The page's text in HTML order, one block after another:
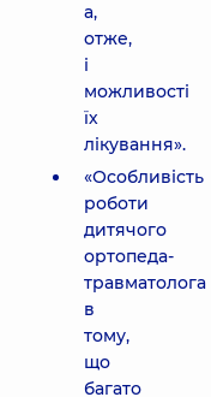
а,
отже,
і
можливості
їх
лікування».
«Особливість
роботи
дитячого
ортопеда-
травматолога
в
тому,
що
багато